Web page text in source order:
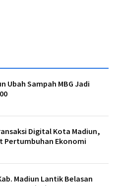
Ubah Sampah MBG Jadi
Digital Kota Madiun,
Pertumbuhan Ekonomi
Madiun Lantik Belasan